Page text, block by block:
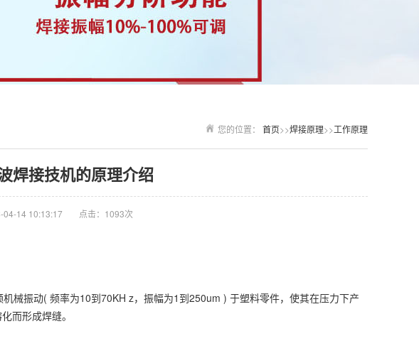
您的位置： 首页>>焊接原理>>工作原理
焊接技机的原理介绍
04-14 10:13:17 点击：1093次
械振动( 频率为10到70KH z，振幅为1到250um ) 于塑料零件，使其在压力下产
而形成焊缝。